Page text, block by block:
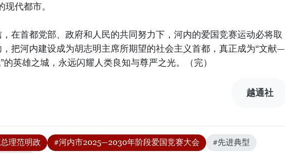
现代都市。
在首都党部、政府和人民的共同努力下，河内的爱国竞赛运动必将取
把河内建设成为胡志明主席所期望的社会主义首都，真正成为“文献—
英雄之城，永远闪耀人类良知与尊严之光。（完）
越通社
理范明政 #河内市2025—2030年阶段爱国竞赛大会
#先进典型